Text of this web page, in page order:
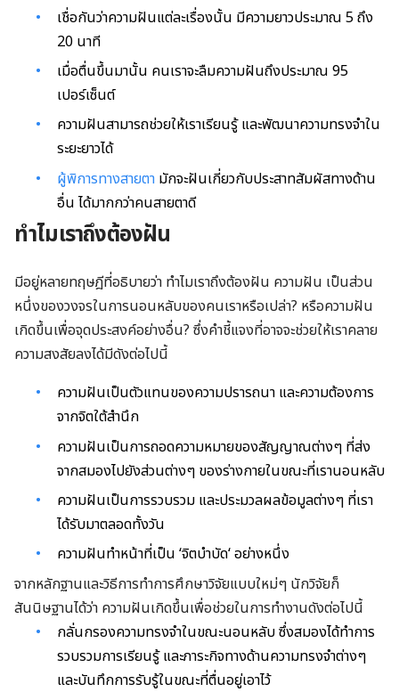
เชื่อกันว่าความฝันแต่ละเรื่องนั้น มีความยาวประมาณ 5ถึง
20 นาที
เมื่อตื่นขึ้นมานั้น คนเราจะลืมความฝันถึงประมาณ 95
เปอร์เซ็นต์
ความฝันสามารถช่วยให้เราเรียนรู้ และพัฒนาความทรงจำใน
ระยะยาวได้
ผู้พิการทางสายตา มักจะฝันเกี่ยวกับประสาทสัมผัสทางด้าน
อื่น ได้มากกว่าคนสายตาดี
ทำไมเราถึงต้องฝัน
มีอยู่หลายทฤษฎีที่อธิบายว่า ทำไมเราถึงต้องฝัน ความฝัน เป็นส่วน
หนึ่งของวงจรในการนอนหลับของคนเราหรือเปล่า? หรือความฝัน
เกิดขึ้นเพื่อจุดประสงค์อย่างอื่น? ซึ่งคำชี้แจงที่อาจจะช่วยให้เราคลาย
ความสงสัยลงได้มีดังต่อไปนี้
ความฝันเป็นตัวแทนของความปรารถนา และความต้องการ
จากจิตใต้สำนึก
ความฝันเป็นการถอดความหมายของสัญญาณต่างๆ ที่ส่ง
จากสมองไปยังส่วนต่างๆ ของร่างกายในขณะที่เรานอนหลับ
ความฝันเป็นการรวบรวม และประมวลผลข้อมูลต่างๆ ที่เรา
ได้รับมาตลอดทั้งวัน
ความฝันทำหน้าที่เป็น ‘จิตบำบัด‘อย่างหนึ่ง
จากหลักฐานและวิธีการทำการศึกษาวิจัยแบบใหม่ๆ นักวิจัยก็
สันนิษฐานได้ว่า ความฝันเกิดขึ้นเพื่อช่วยในการทำงานดังต่อไปนี้
กลั่นกรองความทรงจำในขณะนอนหลับ ซึ่งสมองได้ทำการ
รวบรวมการเรียนรู้ และภาระกิจทางด้านความทรงจำต่างๆ
และบันทึกการรับรู้ในขณะที่ตื่นอยู่เอาไว้